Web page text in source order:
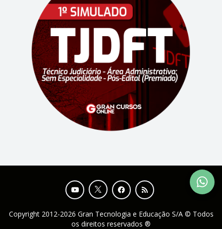
Copyright 2012-2026 Gran Tecnologia e Educação S/A © Todos
os direitos reservados ®